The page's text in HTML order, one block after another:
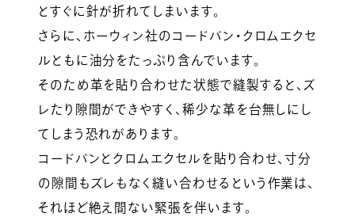
とすぐに針が折れてしまいます。
さらに、ホーウィン社のコードバン・クロムエクセ
ルともに油分をたっぷり含んでいます。
そのため革を貼り合わせた状態で縫製すると、ズ
レたり隙間ができやすく、稀少な革を台無しにし
てしまう恐れがあります。
コードバンとクロムエクセルを貼り合わせ、寸分
の隙間もズレもなく縫い合わせるという作業は、
それほど絶え間ない緊張を伴います。